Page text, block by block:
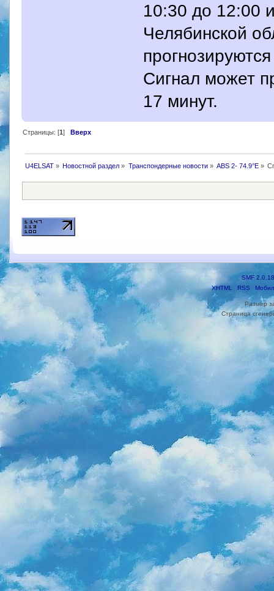
10:30 до 12:00
Челябинской
Сигнал может
17 минут.
Страницы: [1] Вверх
U4ELSAT» Новостной раздел » Транспондерные новости» ABS 2- 74.9°E»
SMF 2.0.18
XHTML
RSS
Размер
Страница